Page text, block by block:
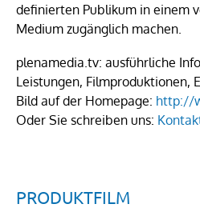
definierten Publikum in einem
Medium zugänglich machen.
plenamedia.tv: ausführliche
Leistungen, Filmproduktionen,
Bild auf der Homepage: http://
Oder Sie schreiben uns:
PRODUKTFILM